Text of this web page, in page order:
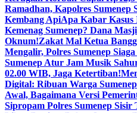
Ramadhan, Kapolres Sumenep
Kembang ApiApa Kabar Kasus
Kemenag Sumenep? Dana
Oknum!Zakat Mal Ketua
Mengalir, Polres Sumenep
Sumenep Atur Jam Musik
02.00 WIB, Jaga Ketertiban!
Digital: Ribuan Warga
Awal, Bagaimana Versi
Sipropam Polres Sumenep